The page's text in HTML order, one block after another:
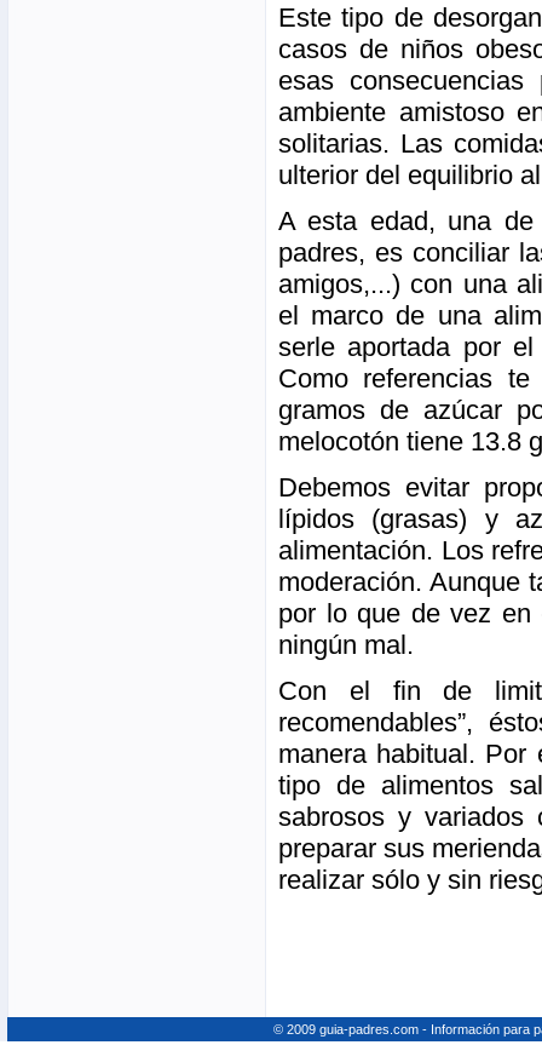
Este tipo de
casos de niños
esas
ambiente amistoso
solitarias. Las
ulterior del equilibrio
A esta edad, una de
padres, es conciliar
amigos,...) con una
el marco de una
serle aportada por
Como referencias
gramos de azúcar
melocotón tiene 13.8
Debemos evitar
lípidos (grasas) y
alimentación. Los
moderación. Aunque
por lo que de vez en
ningún mal.
Con el fin de
recomendables”,
manera habitual. Por
tipo de alimentos
sabrosos y variados
preparar sus
realizar sólo y sin
© 2009 guia-padres.com - Información para